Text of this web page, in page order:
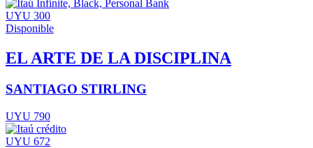
UYU 300
Disponible
EL ARTE DE LA DISCIPLINA
SANTIAGO STIRLING
UYU 790
UYU 672